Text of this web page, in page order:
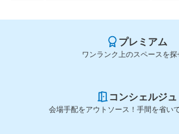
プレミアム
ワンランク上のスペースを探
コンシェルジュ
会場手配をアウトソース！手間を省い